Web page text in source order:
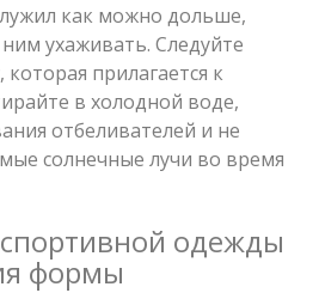
как можно дольше,
ухаживать. Следуйте
прилагается к
в холодной воде,
отбеливателей и не
солнечные лучи во время
одежды
формы